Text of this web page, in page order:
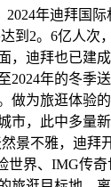
年迪拜国际
到2。6亿人次
迪拜也已建成
年的冬季
做为旅逛体验
市，此中多量
景不雅，迪拜
世界、IMG传